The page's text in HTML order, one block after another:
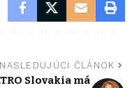
NASLEDUJÚCI ČLÁNOK
Slovakia má